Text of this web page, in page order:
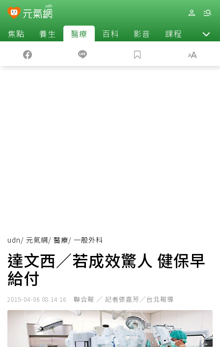
焦點 養生 醫療 百科 影音 課程 退休
udn/ 元氣網/ 醫療/ 一般外科
達文西／若成效驚人 健保早
給付
2015-04-06 08:14:16 聯合報 ／ 記者張嘉芳／台北報導